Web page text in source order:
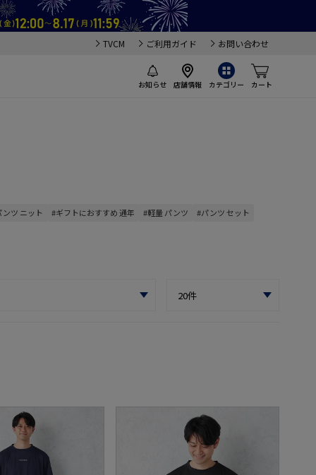
TVCM ご利用ガイド お問い合わせ
お知らせ 店舗情報 カテゴリー カート
ンツ ニット #ギフトにおすすめ 通年 #軽量 パンツ
#パンツ セット